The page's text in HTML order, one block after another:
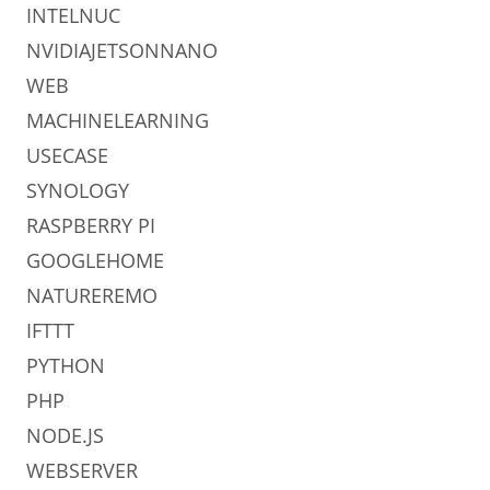
INTELNUC
NVIDIAJETSONNANO
WEB
MACHINELEARNING
USECASE
SYNOLOGY
RASPBERRY PI
GOOGLEHOME
NATUREREMO
IFTTT
PYTHON
PHP
NODE.JS
WEBSERVER